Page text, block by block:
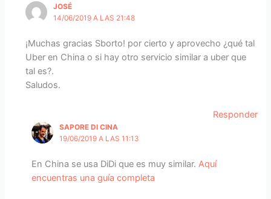
JOSÉ
14/06/2019 A LAS 21:48
¡Muchas gracias Sborto! por cierto y aprovecho ¿qué tal
Uber en China o si hay otro servicio similar a uber que
tal es?.
Saludos.
Responder
SAPORE DI CINA
19/06/2019 A LAS 11:13
En China se usa DiDi que es muy similar. Aquí
encuentras una guía completa